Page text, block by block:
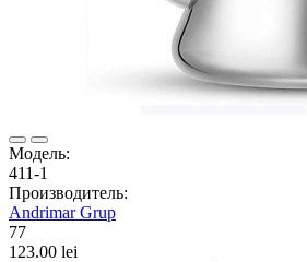
Модель:
411-1
Производитель:
Andrimar Grup
77
123.00 lei